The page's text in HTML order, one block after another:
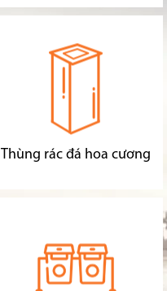
Thùng rác đá hoa cương